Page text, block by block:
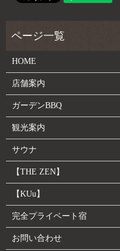
HOME
店舗案内
ガーデンBBQ
観光案内
サウナ
【THE ZEN】
【KUu】
完全プライベート宿
お問い合わせ